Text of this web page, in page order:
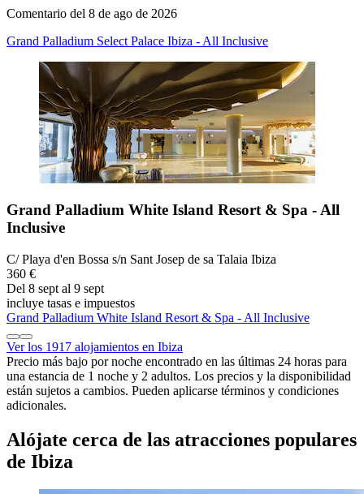
Comentario del 8 de ago de 2026
Grand Palladium Select Palace Ibiza - All Inclusive
Grand Palladium White Island Resort & Spa - All
Inclusive
C/ Playa d'en Bossa s/n Sant Josep de sa Talaia Ibiza
360 €
Del 8 sept al 9 sept
incluye tasas e impuestos
Grand Palladium White Island Resort & Spa - All Inclusive
Ver los 1917 alojamientos en Ibiza
Precio más bajo por noche encontrado en las últimas 24 horas para
una estancia de 1 noche y 2 adultos. Los precios y la disponibilidad
están sujetos a cambios. Pueden aplicarse términos y condiciones
adicionales.
Alójate cerca de las atracciones populares
de Ibiza